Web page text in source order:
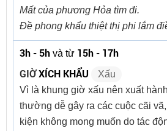
Mất của phương Hỏa tìm đi.
Đề phong khẩu thiệt thị phi lắm
3h - 5h và từ 15h - 17h
GIỜXÍCH KHẨU
Xấu
Vì là khung giờ xấu nên xuất
thường dễ gây ra các cuộc cãi
kiện không mong muốn do tác